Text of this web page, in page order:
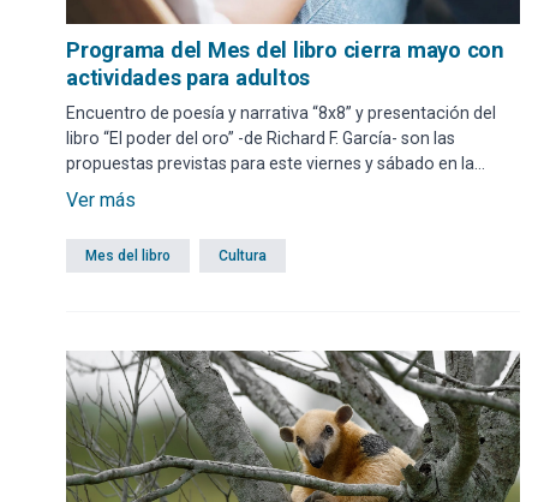
Programa del Mes del libro cierra mayo con
actividades para adultos
Encuentro de poesía y narrativa “8x8” y presentación del
libro “El poder del oro” -de Richard F. García- son las
propuestas previstas para este viernes y sábado en la
Biblioteca Municipal José Artigas y en el Museo Mazzoni
de la ciudad de Maldonado
Ver más
Mes del libro Cultura